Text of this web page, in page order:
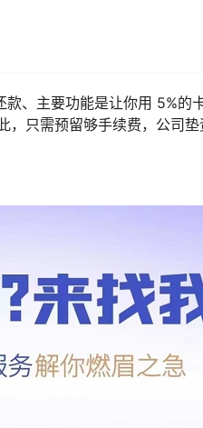
、主要功能是让你用 5%
只需预留够手续费，公司